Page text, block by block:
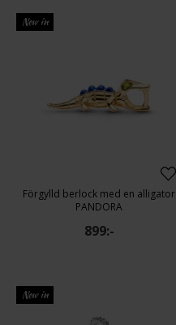
New in
Förgylld berlock med en alligator
PANDORA
899:-
New in